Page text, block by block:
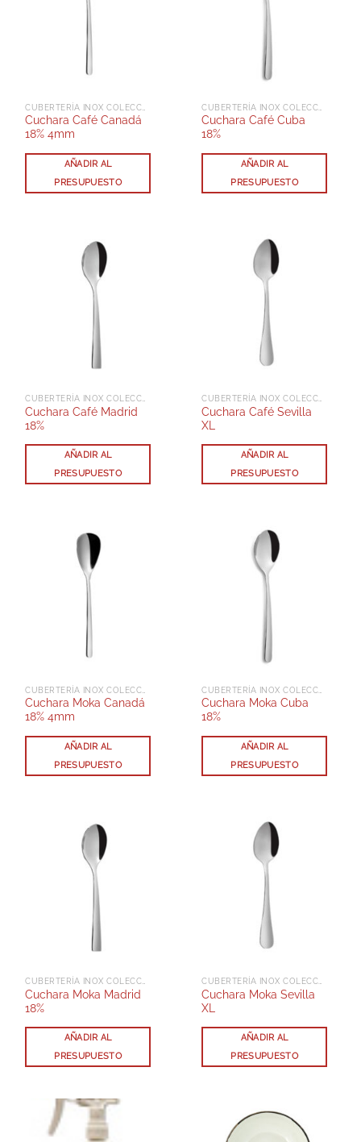
Cuchara Café Canadá
18% 4mm
AÑADIR AL
PRESUPUESTO
Cuchara Café Cuba
18%
AÑADIR AL
PRESUPUESTO
Cuchara Café Madrid
18%
AÑADIR AL
PRESUPUESTO
Cuchara Café Sevilla
XL
AÑADIR AL
PRESUPUESTO
Cuchara Moka Canadá
18% 4mm
AÑADIR AL
PRESUPUESTO
Cuchara Moka Cuba
18%
AÑADIR AL
PRESUPUESTO
Cuchara Moka Madrid
18%
AÑADIR AL
PRESUPUESTO
Cuchara Moka Sevilla
XL
AÑADIR AL
PRESUPUESTO